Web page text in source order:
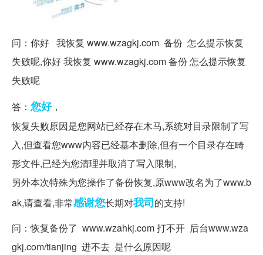
问：你好 我恢复 www.wzagkj.com 备份 怎么提示恢复
失败呢,你好 我恢复 www.wzagkj.com 备份 怎么提示恢复
失败呢
答： 您好，
恢复失败原因是您网站已经存在木马,系统对目录限制了写
入,但查看您www内容已经基本删除,但有一个目录存在畸
形文件,已经为您清理并取消了写入限制,
另外本次特殊为您操作了备份恢复,原www改名为了www.b
ak,请查看,非常感谢您长期对我司的支持!
问：恢复备份了 www.wzahkj.com 打不开 后台www.wza
gkj.com/tianjing 进不去 是什么原因呢